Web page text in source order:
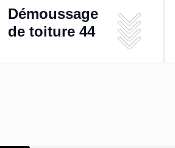
Démoussage
de toiture 44